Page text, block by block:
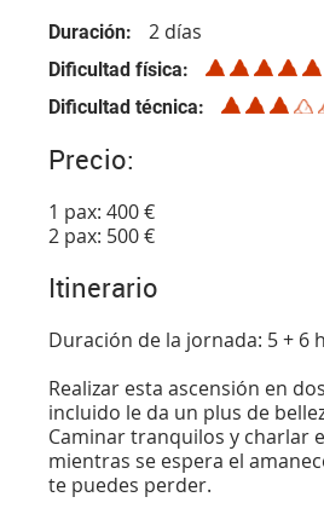
Duración 2 días
Dificultad física
Dificultad técnica
Precio:
1 pax: 400 €
2 pax: 500 €
Itinerario
Duración de la jornada: 5 + 6
Realizar esta ascensión en
incluido le da un plus de
Caminar tranquilos y charlar
mientras se espera el
te puedes perder.